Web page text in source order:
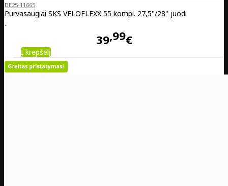
DE25-11665
Purvasaugiai SKS VELOFLEXX 55 kompl. 27,5"/28" juodi
..
39 99€
Į krepšelį